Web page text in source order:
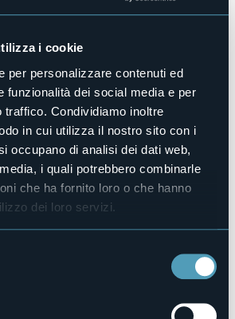
i cookie
per personalizzare contenuti ed
funzionalità dei social media e per
traffico. Condividiamo inoltre
in cui utilizza il nostro sito con i
occupano di analisi dei dati web,
i quali potrebbero combinarle
che ha fornito loro o che hanno
dei loro servizi.